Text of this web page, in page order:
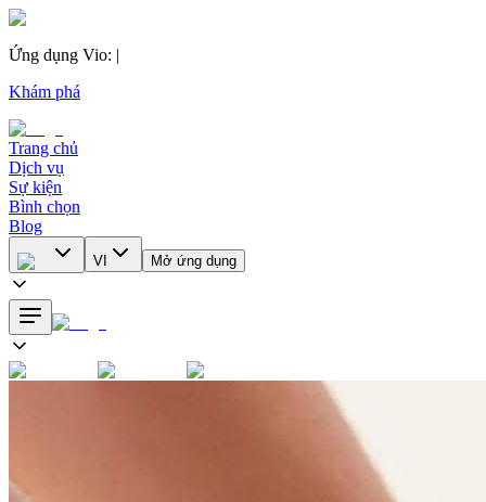
Ứng dụng Vio: |
Khám phá
Trang chủ
Dịch vụ
Sự kiện
Bình chọn
Blog
VI Mở ứng dụng